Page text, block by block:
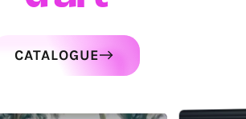
CATALOGUE